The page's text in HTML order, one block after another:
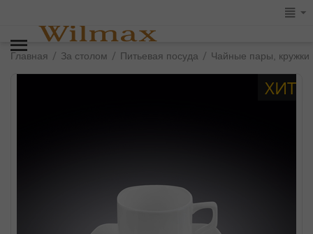
Главная / За столом / Питьевая посуда / Чайные пары,